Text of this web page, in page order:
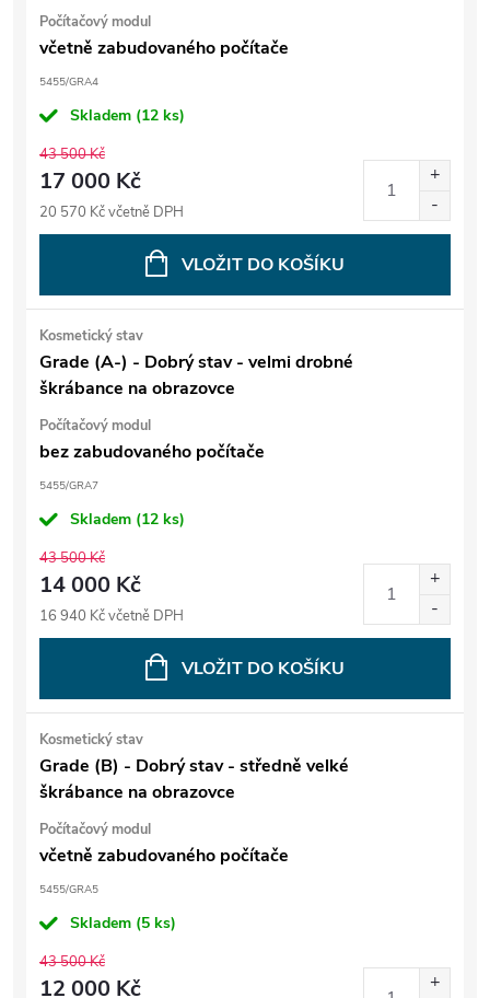
Počítačový modul
včetně zabudovaného počítače
5455/GRA4
Skladem (12 ks)
43 500 Kč
17 000 Kč
20 570 Kč včetně DPH
VLOŽIT DO KOŠÍKU
Kosmetický stav
Grade (A-) - Dobrý stav - velmi drobné
škrábance na obrazovce
Počítačový modul
bez zabudovaného počítače
5455/GRA7
Skladem (12 ks)
43 500 Kč
14 000 Kč
16 940 Kč včetně DPH
VLOŽIT DO KOŠÍKU
Kosmetický stav
Grade (B) - Dobrý stav - středně velké
škrábance na obrazovce
Počítačový modul
včetně zabudovaného počítače
5455/GRA5
Skladem (5 ks)
43 500 Kč
12 000 Kč